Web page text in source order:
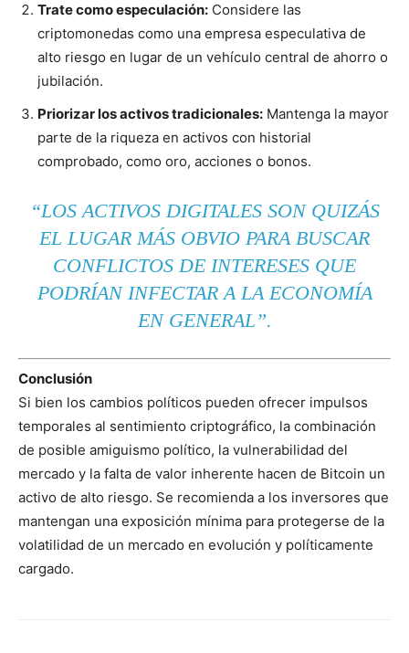
Trate como especulación: Considere las
criptomonedas como una empresa especulativa de
alto riesgo en lugar de un vehículo central de ahorro o
jubilación.
Priorizar los activos tradicionales: Mantenga la mayor
parte de la riqueza en activos con historial
comprobado, como oro, acciones o bonos.
“LOS ACTIVOS DIGITALES SON QUIZÁS
EL LUGAR MÁS OBVIO PARA BUSCAR
CONFLICTOS DE INTERESES QUE
PODRÍAN INFECTAR A LA ECONOMÍA
EN GENERAL”.
Conclusión
Si bien los cambios políticos pueden ofrecer impulsos
temporales al sentimiento criptográfico, la combinación
de posible amiguismo político, la vulnerabilidad del
mercado y la falta de valor inherente hacen de Bitcoin un
activo de alto riesgo. Se recomienda a los inversores que
mantengan una exposición mínima para protegerse de la
volatilidad de un mercado en evolución y políticamente
cargado.